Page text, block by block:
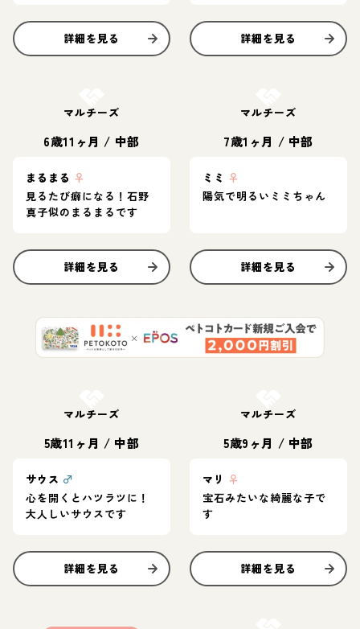
詳細を見る 詳細を見る
マルチーズ
6歳11ヶ月 / 中部
まるまる ♀
見るたび癖になる！石野
真子似のまるまるです
詳細を見る
マルチーズ
7歳1ヶ月 / 中部
ミミ ♀
陽気で明るいミミちゃん
詳細を見る
マルチーズ
5歳11ヶ月 / 中部
サウス ♂
心を開くとハツラツに！
大人しいサウスです
詳細を見る
マルチーズ
5歳9ヶ月 / 中部
マリ ♀
宝石みたいな綺麗な子で
す
詳細を見る